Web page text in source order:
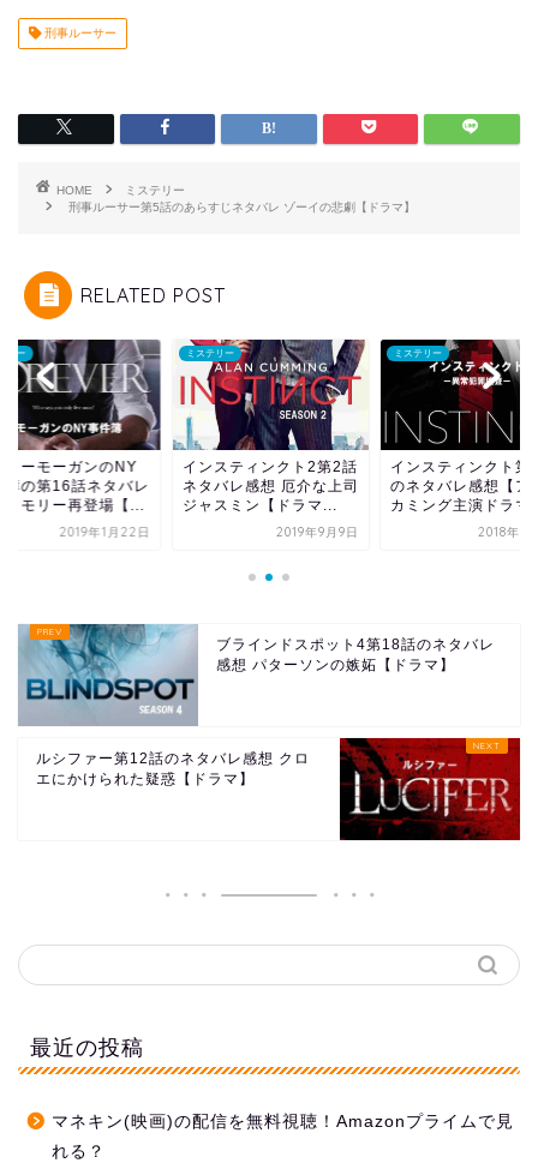
刑事ルーサー
HOME
ミステリー
刑事ルーサー第5話のあらすじネタバレ ゾーイの悲劇【ドラマ】
RELATED POST
リー
ターモーガンのNY
簿の第16話ネタバレ
｜モリー再登場【...
2019年1月22日
ミステリー
インスティンクト2第2話
ネタバレ感想 厄介な上司
ジャスミン【ドラマ...
2019年9月9日
ミステリー
インスティンクト第
のネタバレ感想【ア
カミング主演ドラマ
2018年8
ブラインドスポット4第18話のネタバレ
感想 パターソンの嫉妬【ドラマ】
ルシファー第12話のネタバレ感想 クロ
エにかけられた疑惑【ドラマ】
最近の投稿
マネキン(映画)の配信を無料視聴！Amazonプライムで見
れる？